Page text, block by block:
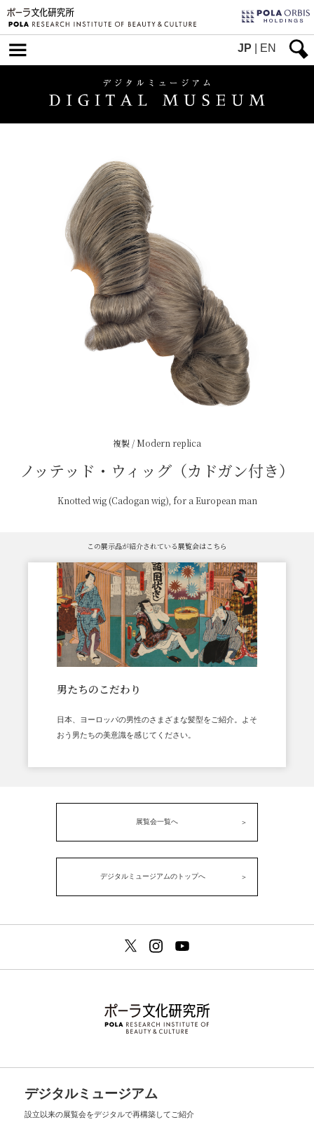
JP EN
複製 / Modern replica
ノッテッド・ウィッグ（カドガン付き）
Knotted wig (Cadogan wig), for a European man
この展示品が紹介されている展覧会はこちら
男たちのこだわり
日本、ヨーロッパの男性のさまざまな髪型をご紹介。よそ
おう男たちの美意識を感じてください。
展覧会一覧へ
デジタルミュージアムのトップへ
デジタルミュージアム
設立以来の展覧会をデジタルで再構築してご紹介